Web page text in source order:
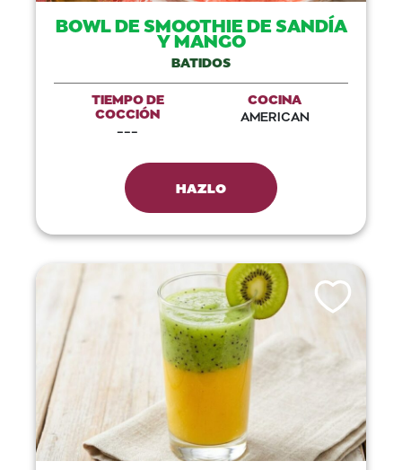
BOWL DE SMOOTHIE DE SANDÍA
Y MANGO
BATIDOS
TIEMPO DE
COCCIÓN
---
COCINA
AMERICAN
HAZLO
Like This